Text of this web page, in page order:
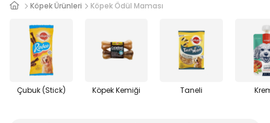
Köpek Ürünleri
Köpek Ödül Maması
Çubuk (Stick) Köpek Kemiği Taneli